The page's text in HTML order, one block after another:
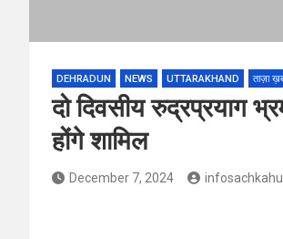
DEHRADUN NEWS UTTARAKHAND ताज़ा
दो दिवसीय रुद्रप्रयाग
होंगे शामिल
December 7, 2024